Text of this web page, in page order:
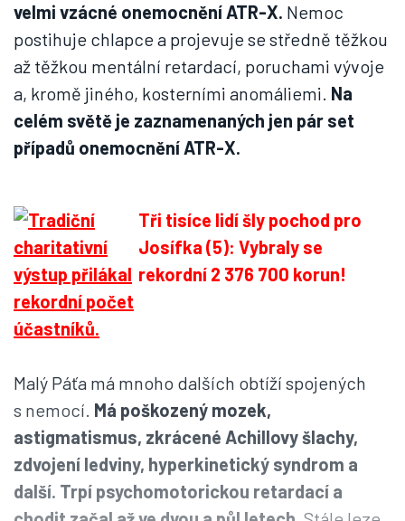
velmi vzácné onemocnění ATR-X. Nemoc
postihuje chlapce a projevuje se středně těžkou
až těžkou mentální retardací, poruchami vývoje
a, kromě jiného, kosterními anomáliemi. Na
celém světě je zaznamenaných jen pár set
případů onemocnění ATR-X.
Tři tisíce lidí šly pochod pro
Josífka (5): Vybraly se
rekordní 2 376 700 korun!
Malý Páťa má mnoho dalších obtíží spojených
s nemocí. Má poškozený mozek,
astigmatismus, zkrácené Achillovy šlachy,
zdvojení ledviny, hyperkinetický syndrom a
další. Trpí psychomotorickou retardací a